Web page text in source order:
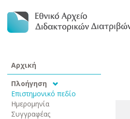
Αρχική
Πλοήγηση
Επιστημονικό πεδίο
Ημερομηνία
Συγγραφέας